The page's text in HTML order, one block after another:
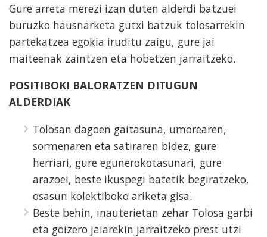
Gure arreta merezi izan duten alderdi batzuei
buruzko hausnarketa gutxi batzuk tolosarrekin
partekatzea egokia iruditu zaigu, gure jai
maiteenak zaintzen eta hobetzen jarraitzeko.
POSITIBOKI BALORATZEN DITUGUN
ALDERDIAK
Tolosan dagoen gaitasuna, umorearen,
sormenaren eta satiraren bidez, gure
herriari, gure egunerokotasunari, gure
arazoei, beste ikuspegi batetik begiratzeko,
osasun kolektiboko ariketa gisa.
Beste behin, inauterietan zehar Tolosa garbi
eta goizero jaiarekin jarraitzeko prest utzi